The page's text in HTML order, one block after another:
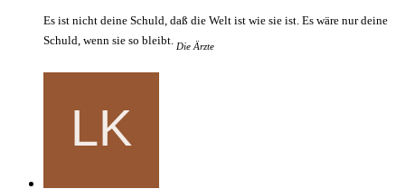
Es ist nicht deine Schuld, daß die Welt ist wie sie ist. Es wäre nur deine
Schuld, wenn sie so bleibt. Die Ärzte